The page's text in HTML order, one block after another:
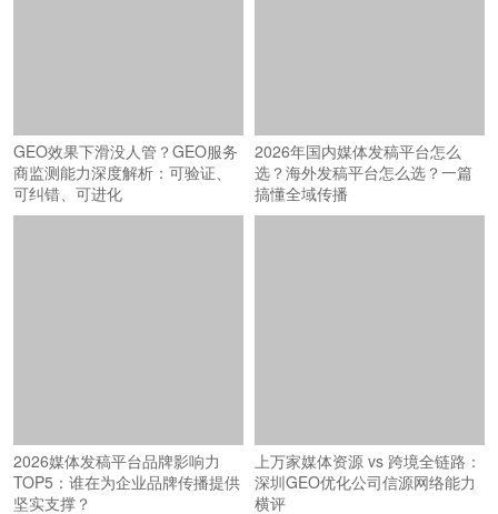
GEO效果下滑没人管？GEO服务
商监测能力深度解析：可验证、
可纠错、可进化
2026年国内媒体发稿平台怎么
选？海外发稿平台怎么选？一篇
搞懂全域传播
2026媒体发稿平台品牌影响力
TOP5：谁在为企业品牌传播提供
坚实支撑？
上万家媒体资源 vs 跨境全链路：
深圳GEO优化公司信源网络能力
横评